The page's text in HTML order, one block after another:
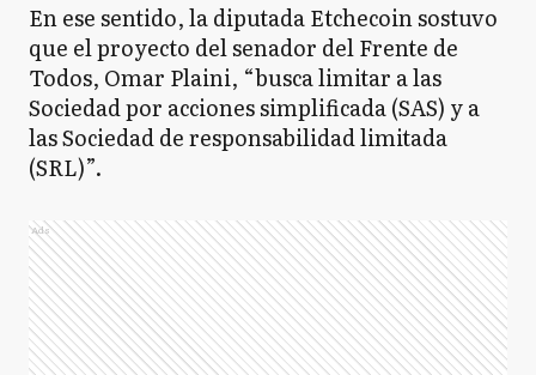
En ese sentido, la diputada Etchecoin sostuvo
que el proyecto del senador del Frente de
Todos, Omar Plaini, “busca limitar a las
Sociedad por acciones simplificada (SAS) y a
las Sociedad de responsabilidad limitada
(SRL)”.
Ads